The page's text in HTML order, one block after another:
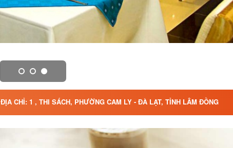
ĐỊA CHỈ: 1 , THI SÁCH, PHƯỜNG CAM LY - ĐÀ LẠT, TỈNH LÂM ĐỒNG